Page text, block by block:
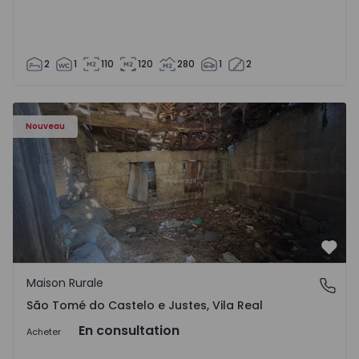
2 1 110 120 280 1 2
Nouveau
Maison Vila Real, São Tomé do Castelo e Justes -
São Tomé do Castelo e Justes, Vila Real
Maison Rurale
São Tomé do Castelo e Justes, Vila Real
Acheter En consultation